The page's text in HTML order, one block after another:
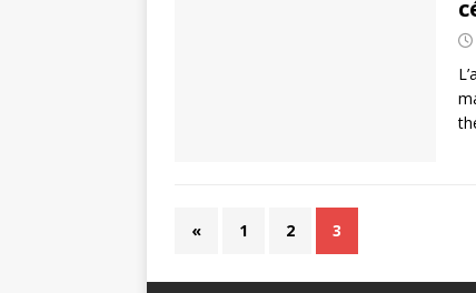
« 1 2 3